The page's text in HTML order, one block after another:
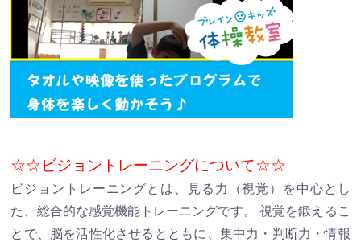
☆☆ビジョントレーニングについて☆☆
ビジョントレーニングとは、見る力（視覚）を中心とし
た、総合的な感覚機能トレーニングです。 視覚を鍛えるこ
とで、脳を活性化させるとともに、集中力・判断力・情報